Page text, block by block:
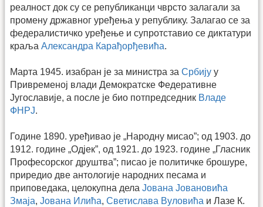
реалност док су се републиканци чврсто залагали за
промену државног уређења у републику. Залагао се за
федералистичко уређење и супротставио се диктатури
краља Александра Карађорђевића.
Марта 1945. изабран је за министра за Србију у
Привременој влади Демократске Федеративне
Југославије, а после је био потпредседник Владе
ФНРЈ.
Године 1890. уређивао је „Народну мисао”; од 1903. до
1912. године „Одјек”, од 1921. до 1923. године „Гласник
Професорског друштва”; писао је политичке брошуре,
приредио две антологије народних песама и
приповедака, целокупна дела Јована Јовановића
Змаја, Јована Илића, Светислава Вуловића и Лазе К.